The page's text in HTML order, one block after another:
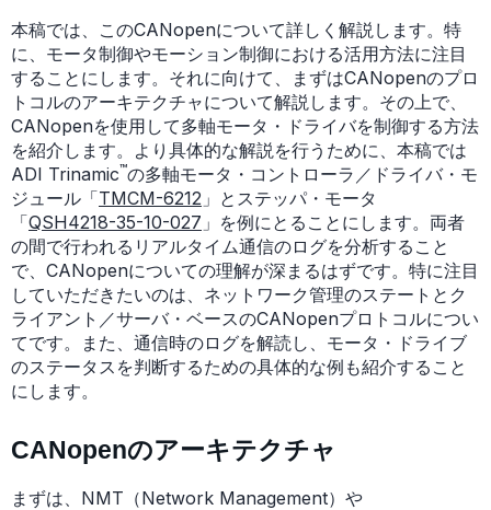
本稿では、このCANopenについて詳しく解説します。特
に、モータ制御やモーション制御における活用方法に注目
することにします。それに向けて、まずはCANopenのプロ
トコルのアーキテクチャについて解説します。その上で、
CANopenを使用して多軸モータ・ドライバを制御する方法
を紹介します。より具体的な解説を行うために、本稿では
ADI Trinamic™の多軸モータ・コントローラ／ドライバ・モ
ジュール「TMCM-6212 」とステッパ・モータ
「QSH4218-35-10-027 」を例にとることにします。両者
の間で行われるリアルタイム通信のログを分析すること
で、CANopenについての理解が深まるはずです。特に注目
していただきたいのは、ネットワーク管理のステートとク
ライアント／サーバ・ベースのCANopenプロトコルについ
てです。また、通信時のログを解読し、モータ・ドライブ
のステータスを判断するための具体的な例も紹介すること
にします。
CANopenのアーキテクチャ
まずは、NMT（Network Management）や